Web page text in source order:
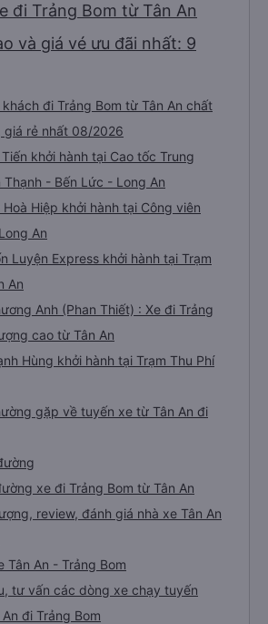
đi Trảng Bom từ Tân An
và giá vé ưu đãi nhất: 9
đi Trảng Bom từ Tân An chất
giá rẻ nhất 08/2026
Tiến khởi hành tại Cao tốc Trung
Thạnh - Bến Lức - Long An
Hoà Hiệp khởi hành tại Công viên
An
Luyện Express khởi hành tại Trạm
An
Anh (Phan Thiết) : Xe đi Trảng
cao từ Tân An
Hùng khởi hành tại Trạm Thu Phí
gặp về tuyến xe từ Tân An đi
xe đi Trảng Bom từ Tân An
review, đánh giá nhà xe Tân An
Tân An - Trảng Bom
tư vấn các dòng xe chạy tuyến
đi Trảng Bom